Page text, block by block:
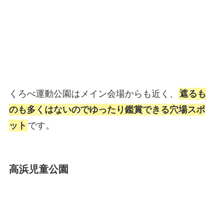
くろべ運動公園はメイン会場からも近く、 遮るも
のも多くはないのでゆったり鑑賞できる穴場スポ
ットです。
高浜児童公園